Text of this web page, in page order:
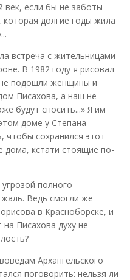
век, если бы не заботы
долгие годы жила
встреча с жительницами
В 1982 году я рисовал
подошли женщины и
Писахова, а наш не
будут сносить...» Я им
доме у Степана
чтобы сохранился этот
дома, кстати стоящие по-
полного
Ведь смогли же
в Красноборске, и
на Писахова духу не
Архангельского
поговорить: нельзя ли